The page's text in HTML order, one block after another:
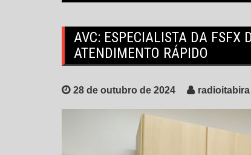
AVC: ESPECIALISTA DA FSFX
ATENDIMENTO RÁPIDO
28 de outubro de 2024 radioitabira